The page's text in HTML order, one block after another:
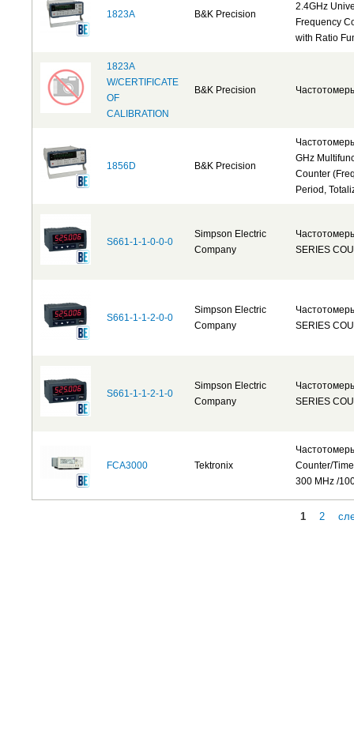
1823A B&K Precision
2.4GHz
Frequency
with Ratio
1823A
W/CERTIFICATE
OF
CALIBRATION
B&K Precision
1856D B&K Precision
GHz
Counter
Period,
S661-1-1-0-0-0
Simpson Electric
Company
SERIES
S661-1-1-2-0-0
Simpson Electric
Company
SERIES
S661-1-1-2-1-0
Simpson Electric
Company
SERIES
FCA3000 Tektronix
Counter/
300 MHz /
1 2